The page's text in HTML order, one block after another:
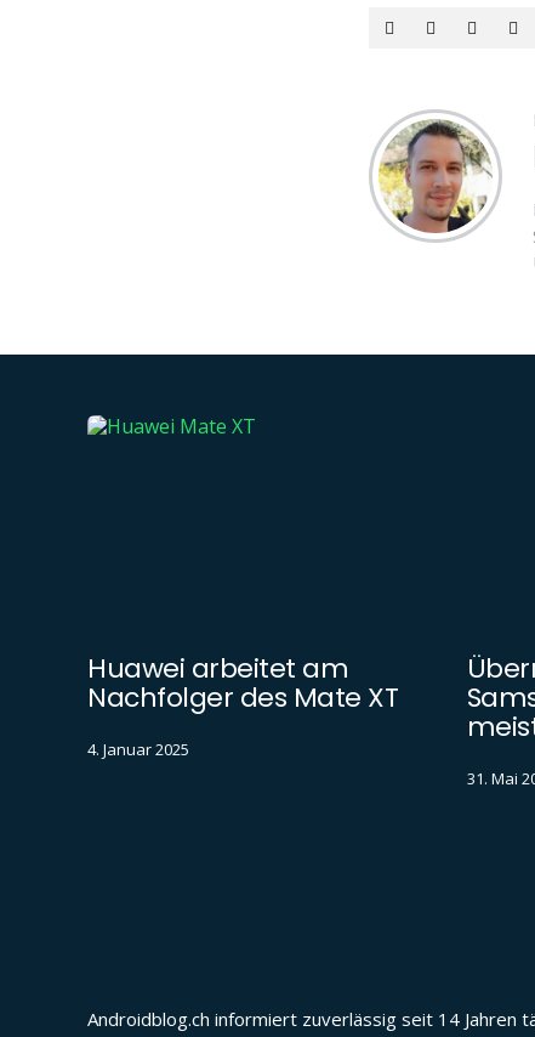
Huawei arbeitet am
Nachfolger des Mate XT
4. Januar 2025
31. Mai
Androidblog.ch informiert zuverlässig seit 14 Jahren